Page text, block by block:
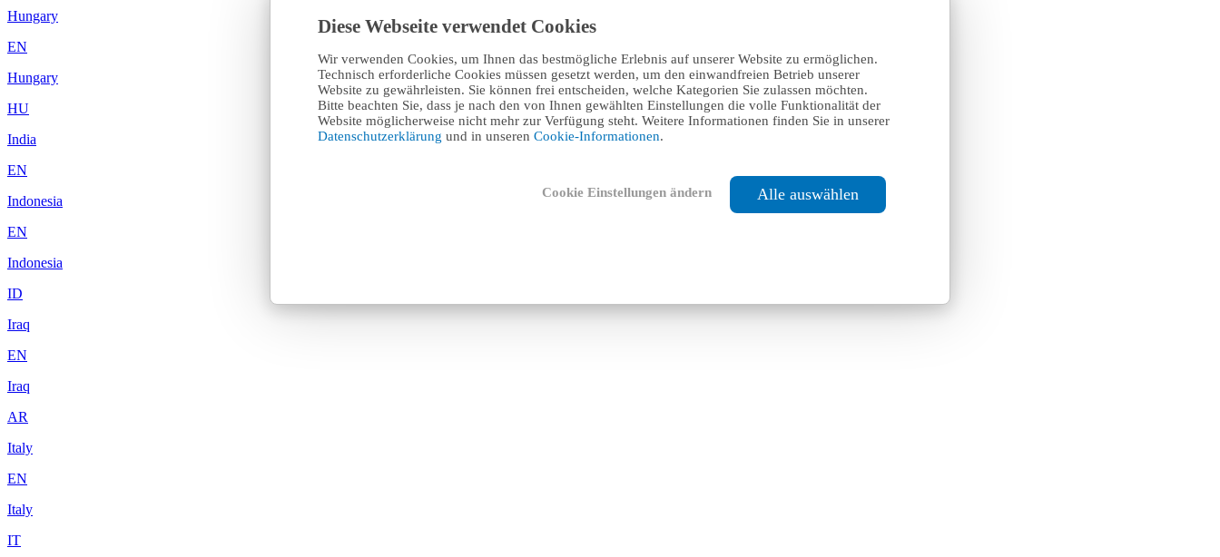
Diese Webseite verwendet Cookies
Wir verwenden Cookies, um Ihnen das bestmögliche Erlebnis auf unserer Website zu ermöglichen.
Technisch erforderliche Cookies müssen gesetzt werden, um den einwandfreien Betrieb unserer
Website zu gewährleisten. Sie können frei entscheiden, welche Kategorien Sie zulassen möchten.
Bitte beachten Sie, dass je nach den von Ihnen gewählten Einstellungen die volle Funktionalität der
Website möglicherweise nicht mehr zur Verfügung steht. Weitere Informationen finden Sie in unserer
Datenschutzerklärung und in unseren Cookie-Informationen.
Cookie Einstellungen ändern Alle auswählen
Hungary
EN
Hungary
HU
India
EN
Indonesia
EN
Indonesia
ID
Iraq
EN
Iraq
AR
Italy
EN
Italy
IT